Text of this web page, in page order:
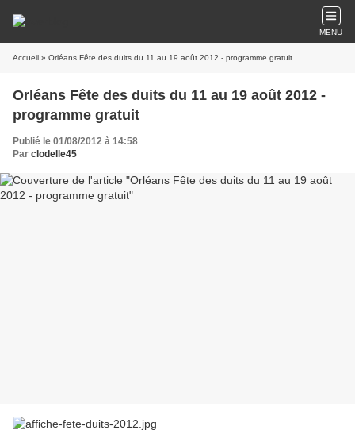
MENU
Accueil » Orléans Fête des duits du 11 au 19 août 2012 - programme gratuit
Orléans Fête des duits du 11 au 19 août 2012 -
programme gratuit
Publié le 01/08/2012 à 14:58
Par clodelle45